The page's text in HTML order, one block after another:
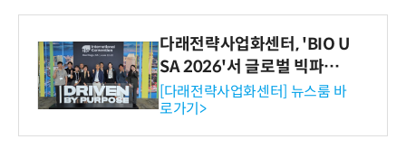
다래전략사업화센터, 'BIO U
SA 2026'서 글로벌 빅파마
와의 비즈니스 미팅 지원…K
-바이오 해외 진출 교두보 확
보
[다래전략사업화센터] 뉴스룸 바
로가기>